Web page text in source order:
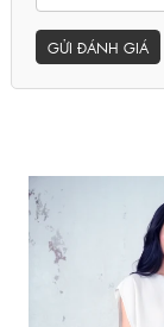
GỬI ĐÁNH GIÁ